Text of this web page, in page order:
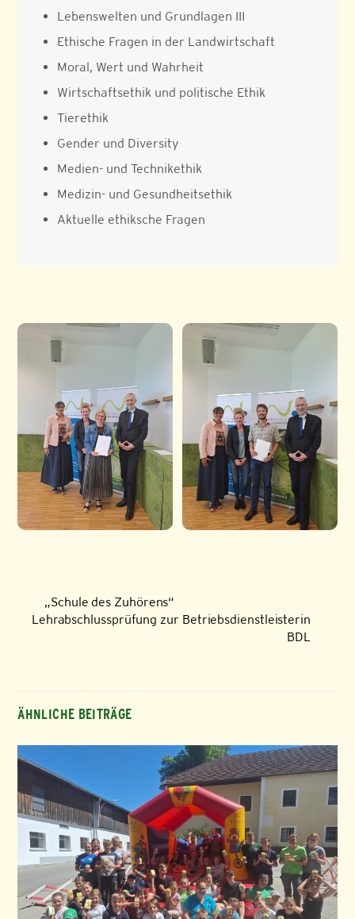
Lebenswelten und Grundlagen III
Ethische Fragen in der Landwirtschaft
Moral, Wert und Wahrheit
Wirtschaftsethik und politische Ethik
Tierethik
Gender und Diversity
Medien- und Technikethik
Medizin- und Gesundheitsethik
Aktuelle ethiksche Fragen
„Schule des Zuhörens“
Lehrabschlussprüfung zur Betriebsdienstleisterin
BDL
ÄHNLICHE BEITRÄGE